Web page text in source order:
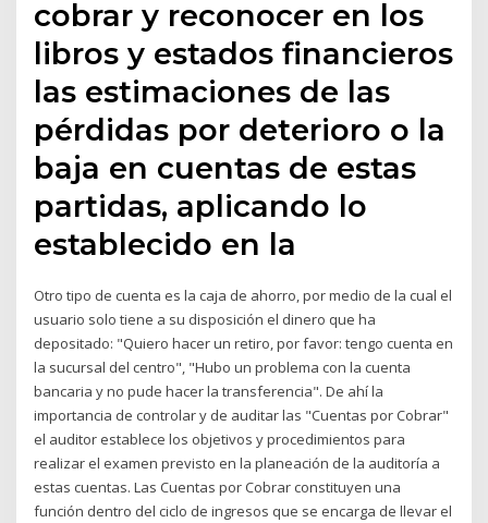
cobrar y reconocer en los
libros y estados financieros
las estimaciones de las
pérdidas por deterioro o la
baja en cuentas de estas
partidas, aplicando lo
establecido en la
Otro tipo de cuenta es la caja de ahorro, por medio de la cual el
usuario solo tiene a su disposición el dinero que ha
depositado: "Quiero hacer un retiro, por favor: tengo cuenta en
la sucursal del centro", "Hubo un problema con la cuenta
bancaria y no pude hacer la transferencia". De ahí la
importancia de controlar y de auditar las "Cuentas por Cobrar"
el auditor establece los objetivos y procedimientos para
realizar el examen previsto en la planeación de la auditoría a
estas cuentas. Las Cuentas por Cobrar constituyen una
función dentro del ciclo de ingresos que se encarga de llevar el